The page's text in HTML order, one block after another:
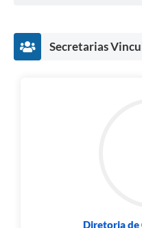
Secretarias
Diretoria de